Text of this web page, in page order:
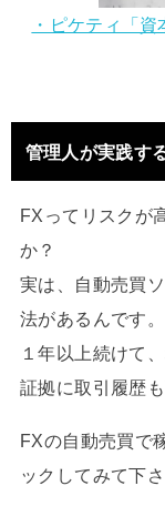
・ピケティ「
管理人が実践す
FXってリスクが
か？
実は、自動売買
法があるんです。
１年以上続けて
証拠に取引履歴
FXの自動売買で
ックしてみて下さ